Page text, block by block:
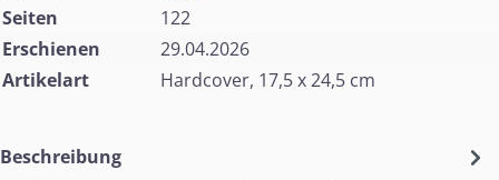
Seiten
122
Erschienen
29.04.2026
Artikelart
Hardcover, 17,5 x 24,5 cm
Beschreibung